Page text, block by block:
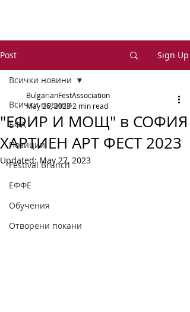
Post Sign Up
Всички новини
БФА
Позиции
Festival Brunch
ЕФФЕ
Обучения
Отворени покани
Всички новини
"ЕФИР И МОЩ" в СОФИЯ
ХАРТИЕН АРТ ФЕСТ 2023
BulgarianFestAssociation
May 26, 2023 2 min read
Updated:May 27, 2023